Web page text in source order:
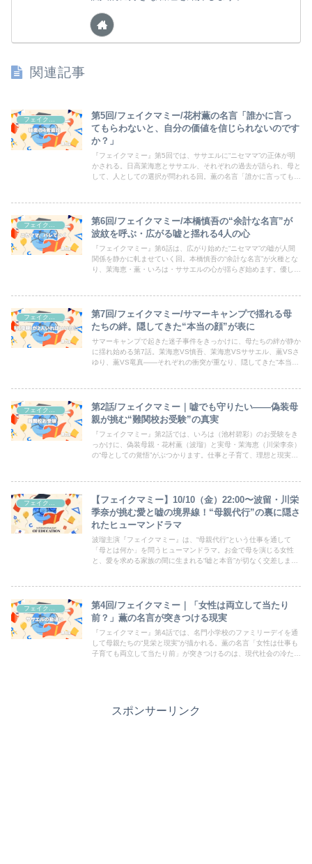
関連記事
第5回/フェイクマミー/花村薫の名言「誰かに言っ
てもらわないと、自分の価値を信じられないのです
か？」
『フェイクマミー』第5回では、ササエルに“ニセママ”の正体が明
かされる。日高茉海恵とササエル、それぞれの過去が語られ、母と
して、人としての選択が問われる回。薫の名言「誰かに言ってもら
第6回/フェイクマミー/本橋慎吾の“余計な名言”が
波紋を呼ぶ・広がる嘘と揺れる4人の心
『フェイクマミー』第6話は、広がり始めた“ニセママ”の嘘が人間
関係を静かに軋ませていく回。本橋慎吾の“余計な名言”が火種とな
り、茉海恵・薫・いろは・ササエルの心が揺らぎ始めます。優しさ
フェイクマミー
第7回/フェイクマミー/サマーキャンプで揺れる母
たちの絆。隠してきた“本当の顔”が表に
サマーキャンプで起きた迷子事件をきっかけに、母たちの絆が静か
に揺れ始める第7話。茉海恵VS慎吾、茉海恵VSササエル、薫VSさ
ゆり、薫VS竜真――それぞれの衝突が重なり、隠してきた“本当の
フェイクマミー
第2話/フェイクマミー｜嘘でも守りたい――偽装母
親が挑む“難関校お受験”の真実
『フェイクマミー』第2話では、いろは（池村碧彩）のお受験をき
っかけに、偽装母親・花村薫（波瑠）と実母・茉海恵（川栄李奈）
の“母としての覚悟”がぶつかります。仕事と子育て、理想と現実の
フェイクマミー
【フェイクマミー】10/10（金）22:00〜波留・川栄
季奈が挑む愛と嘘の境界線！“母親代行”の裏に隠さ
れたヒューマンドラマ
波瑠主演『フェイクマミー』は、“母親代行”という仕事を通して
「母とは何か」を問うヒューマンドラマ。お金で母を演じる女性
と、愛を求める家族の間に生まれる“嘘と本音”が切なく交差しま
フェイクマミー
第4回/フェイクマミー｜「女性は両立して当たり
前？」薫の名言が突きつける現実
『フェイクマミー』第4話では、名門小学校のファミリーデイを通
して母親たちの“見栄と現実”が描かれる。薫の名言「女性は仕事も
子育ても両立して当たり前」が突きつけるのは、現代社会の冷た
スポンサーリンク